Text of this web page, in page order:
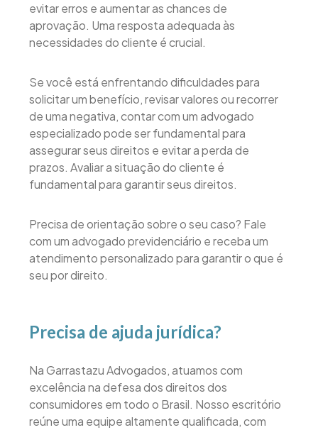
evitar erros e aumentar as chances de
aprovação. Uma resposta adequada às
necessidades do cliente é crucial.
Se você está enfrentando dificuldades para
solicitar um benefício, revisar valores ou recorrer
de uma negativa, contar com um advogado
especializado pode ser fundamental para
assegurar seus direitos e evitar a perda de
prazos. Avaliar a situação do cliente é
fundamental para garantir seus direitos.
Precisa de orientação sobre o seu caso? Fale
com um advogado previdenciário e receba um
atendimento personalizado para garantir o que é
seu por direito.
Precisa de ajuda jurídica?
Na Garrastazu Advogados, atuamos com
excelência na defesa dos direitos dos
consumidores em todo o Brasil. Nosso escritório
reúne uma equipe altamente qualificada, com